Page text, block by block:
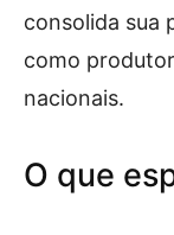
consolida sua
como
nacionais.
O que